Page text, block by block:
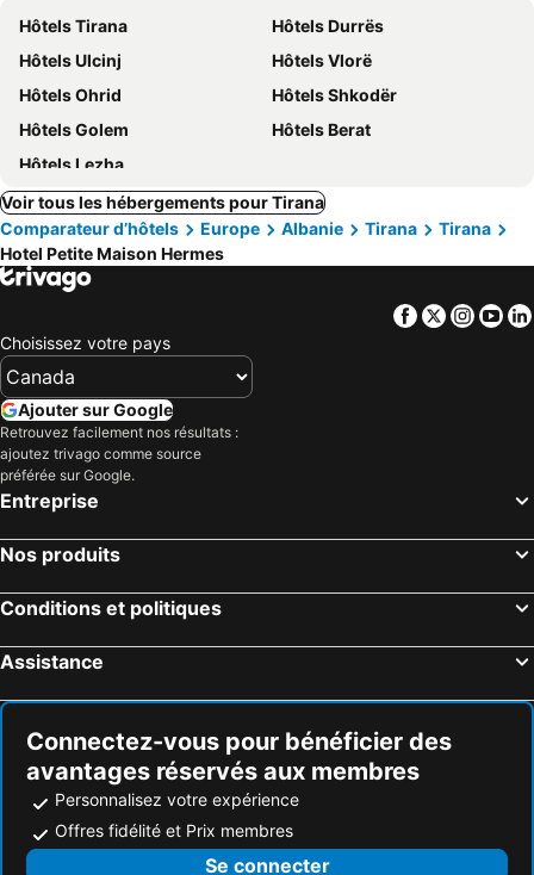
Hôtels Tirana
Hôtels Durrës
Hôtels Ulcinj
Hôtels Vlorë
Hôtels Ohrid
Hôtels Shkodër
Hôtels Golem
Hôtels Berat
Hôtels Lezha
Voir tous les hébergements pour Tirana
Comparateur d’hôtels
Europe Albanie Tirana
Tirana
Hotel Petite Maison Hermes
Facebook
Twitter
Choisissez votre pays
Ajouter sur Google
Retrouvez facilement nos résultats :
ajoutez trivago comme source
préférée sur Google.
Entreprise
Nos produits
Conditions et politiques
Assistance
Connectez-vous pour bénéficier des
avantages réservés aux membres
Personnalisez votre expérience
Offres fidélité et Prix membres
Se connecter